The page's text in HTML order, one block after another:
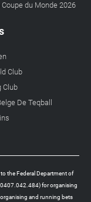
Coupe du Monde 2026
Club
Club
De Teqball
the Federal Department of
0407.042.484) for organising
and running bets